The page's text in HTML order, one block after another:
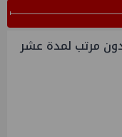
مرتب لمدة عشر